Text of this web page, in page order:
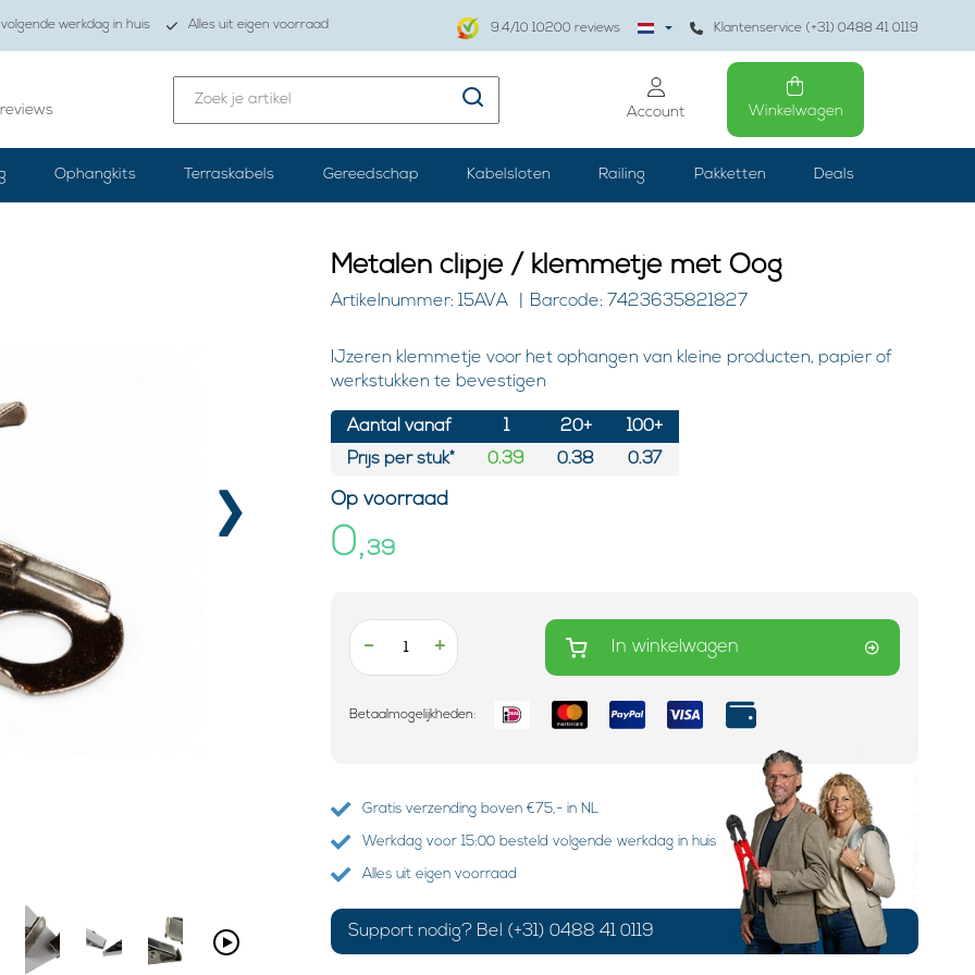
werkdag in huis Alles uit eigen voorraad 9.4/10 10200 reviews Klantenservice (+31) 0488 41 0119
Account Winkelwagen
Ophangkits Terraskabels Gereedschap Kabelsloten Railing Pakketten Deals
›
Metalen clipje / klemmetje met Oog
Artikelnummer: 15AVA Barcode: 7423635821827
IJzeren klemmetje voor het ophangen van kleine producten, papier of
werkstukken te bevestigen
Aantal vanaf
Prijs per stuk*
1
0.39
20+
0.38
100+
0.37
Op voorraad
0,39
- + In winkelwagen
Betaalmogelijkheden:
Gratis verzending boven €75,- in NL
Werkdag voor 15:00 besteld volgende werkdag in huis
Alles uit eigen voorraad
Support nodig? Bel (+31) 0488 41 0119